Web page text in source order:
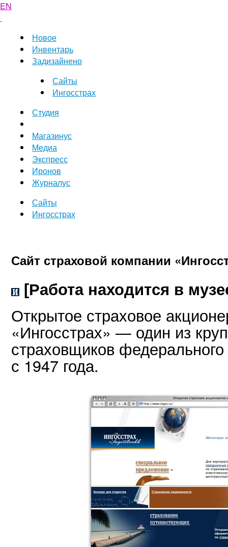
EN
Новое
Инвентарь
Задизайнено
Сайты
Ингосстрах
Студия
Магазинус
Медиа
Экспресс
Иронов
Журналус
Сайты
Ингосстрах
Сайт страховой компании
[Работа находится в
Открытое страховое
«Ингосстрах» — один из
страховщиков
с 1947 года.